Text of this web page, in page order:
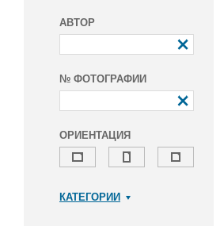
АВТОР
№ ФОТОГРАФИИ
ОРИЕНТАЦИЯ
КАТЕГОРИИ